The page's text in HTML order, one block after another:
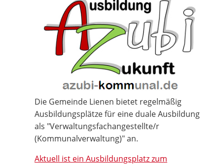
Die Gemeinde Lienen bietet regelmäßig
Ausbildungsplätze für eine duale Ausbildung
als "Verwaltungsfachangestellte/r
(Kommunalverwaltung)" an.
Aktuell ist ein Ausbildungsplatz zum